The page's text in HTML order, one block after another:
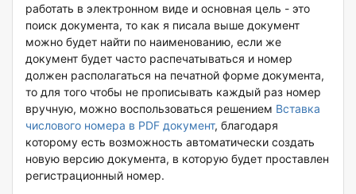
работать в электронном виде и основная цель - это
поиск документа, то как я писала выше документ
можно будет найти по наименованию, если же
документ будет часто распечатываться и номер
должен располагаться на печатной форме документа,
то для того чтобы не прописывать каждый раз номер
вручную, можно воспользоваться решением Вставка
числового номера в PDF документ, благодаря
которому есть возможность автоматически создать
новую версию документа, в которую будет проставлен
регистрационный номер.